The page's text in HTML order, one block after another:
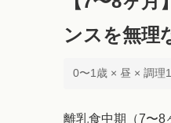
ンスを無理
0〜1歳 × 昼 × 調理
離乳食中期（7〜8